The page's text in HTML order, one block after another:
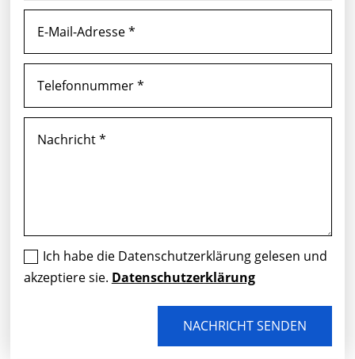
Ich habe die Datenschutzerklärung gelesen und
akzeptiere sie. Datenschutzerklärung
NACHRICHT SENDEN